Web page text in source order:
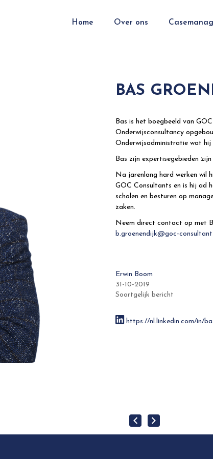
Home Over ons
BAS
Bas is het boegbeeld van
Onderwijsconsultancy
Onderwijsadministratie wat
Bas zijn expertisegebieden
Na jarenlang hard werken wil
GOC Consultants en is hij ad
scholen en besturen op
zaken.
Neem direct contact op met
b.groenendijk@goc-
Erwin Boom
31-10-2019
Soortgelijk bericht
https://nl.linkedin.com/in/